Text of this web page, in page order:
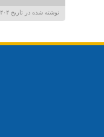
نوشته شده در تاریخ ۰۹/۱۰/۱۴۰۴ ساعت ۱۰:۰۳ |